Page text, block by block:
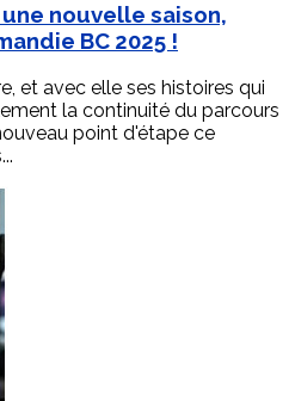
nouvelle saison,
BC 2025 !
et avec elle ses histoires qui
la continuité du parcours
point d'étape ce